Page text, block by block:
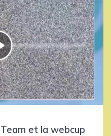
et la webcup